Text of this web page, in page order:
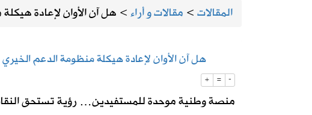
2026-08-06تبوك تتصدر إنتاج العنب في المملكة بنسبة 40%
2026-08-06حكام دوري روشن يواصلون برنامجهم الإعدادي في
المقالات> مقالات و أراء> هل آن الأوان لإعادة
هل آن الأوان لإعادة هيكلة منظومة الدعم
+ = -
منصة وطنية موحدة للمستفيدين… رؤية تستحق